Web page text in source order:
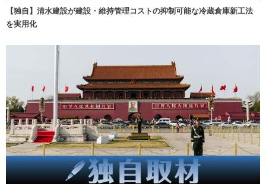
【独自】清水建設が建設・維持管理コストの抑制可能な冷蔵倉庫新工法
を実用化